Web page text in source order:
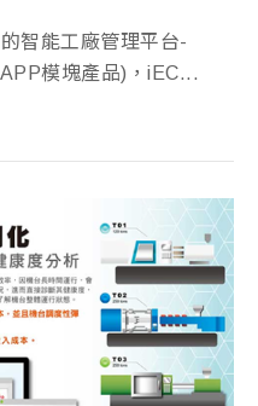
智能工廠管理平台-
模塊產品)，iEC...